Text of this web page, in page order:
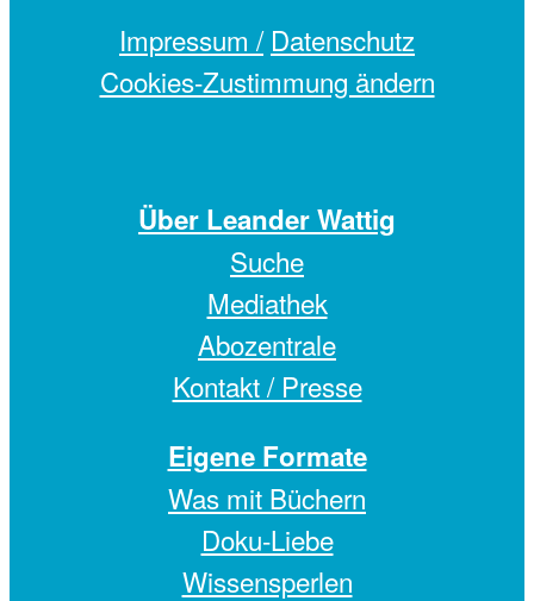
Impressum / Datenschutz
Cookies-Zustimmung ändern
Über Leander Wattig
Suche
Mediathek
Abozentrale
Kontakt / Presse
Eigene Formate
Was mit Büchern
Doku-Liebe
Wissensperlen